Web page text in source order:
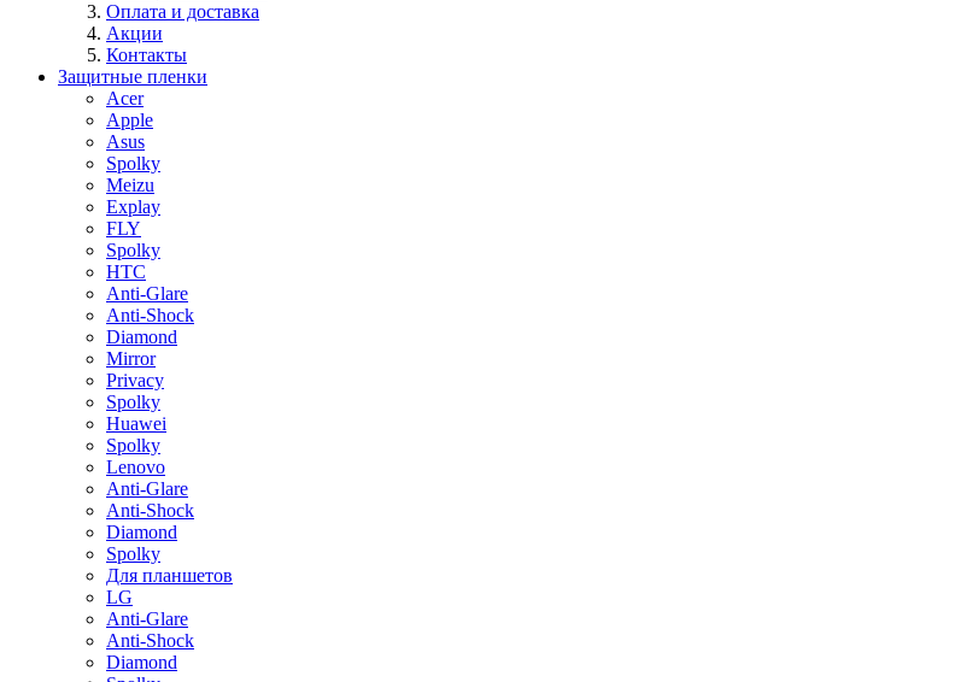
Оплата и доставка
Акции
Контакты
Защитные пленки
Acer
Apple
Asus
Spolky
Meizu
Explay
FLY
Spolky
HTC
Anti-Glare
Anti-Shock
Diamond
Mirror
Privacy
Spolky
Huawei
Spolky
Lenovo
Anti-Glare
Anti-Shock
Diamond
Spolky
Для планшетов
LG
Anti-Glare
Anti-Shock
Diamond